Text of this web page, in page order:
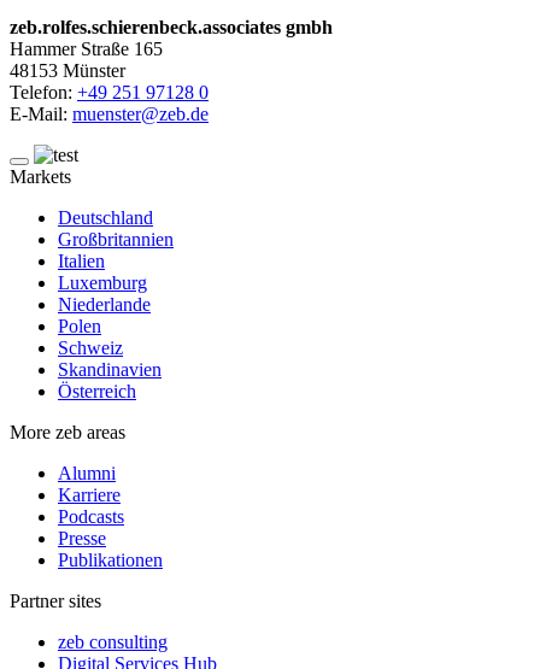
zeb.rolfes.schierenbeck.associates gmbh
Hammer Straße 165
48153 Münster
Telefon: +49 251 97128 0
E-Mail: muenster@zeb.de
Markets
Deutschland
Großbritannien
Italien
Luxemburg
Niederlande
Polen
Schweiz
Skandinavien
Österreich
More zeb areas
Alumni
Karriere
Podcasts
Presse
Publikationen
Partner sites
zeb consulting
Digital Services Hub